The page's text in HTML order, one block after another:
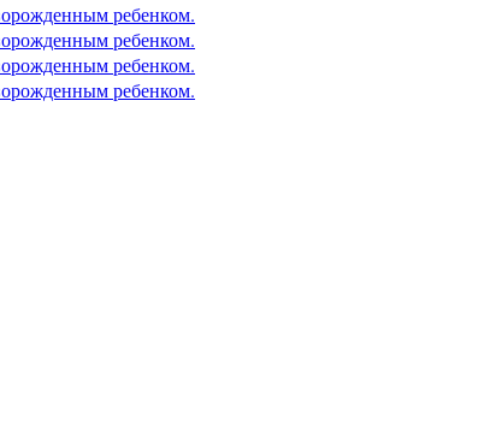
ребенком.
ребенком.
ребенком.
ребенком.